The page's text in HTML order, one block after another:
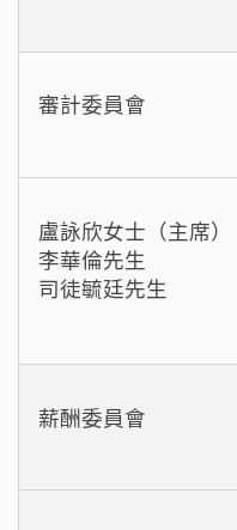
審計委員會
盧詠欣女士（主席）
李華倫先生
司徒毓廷先生
薪酬委員會